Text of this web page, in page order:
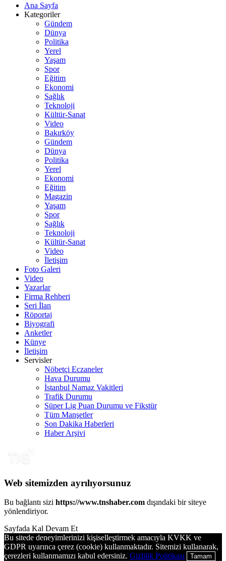
Ana Sayfa
Kategoriler
Gündem
Dünya
Politika
Yerel
Yaşam
Spor
Eğitim
Ekonomi
Sağlık
Teknoloji
Kültür-Sanat
Video
Bakırköy
Gündem
Dünya
Politika
Yerel
Ekonomi
Eğitim
Magazin
Yaşam
Spor
Sağlık
Teknoloji
Kültür-Sanat
Video
İletişim
Foto Galeri
Video
Yazarlar
Firma Rehberi
Seri İlan
Röportaj
Biyografi
Anketler
Künye
İletişim
Servisler
Nöbetçi Eczaneler
Hava Durumu
İstanbul Namaz Vakitleri
Trafik Durumu
Süper Lig Puan Durumu ve Fikstür
Tüm Manşetler
Son Dakika Haberleri
Haber Arşivi
Web sitemizden ayrılıyorsunuz
Bu bağlantı sizi https://www.tnshaber.com dışındaki bir siteye
yönlendiriyor.
Sayfada Kal Devam Et
Bu sitede deneyimlerinizi kişiselleştirmek amacıyla KVKK ve
GDPR uyarınca çerez (cookie) kullanmaktadır. Sitemizi kullanarak,
çerezleri kullanmamızı kabul edersiniz. Gizlilik Politikası Tamam